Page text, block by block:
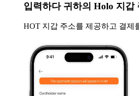
입력하다귀하의 Holo 지갑
HOT 지갑 주소를 제공하고 결제